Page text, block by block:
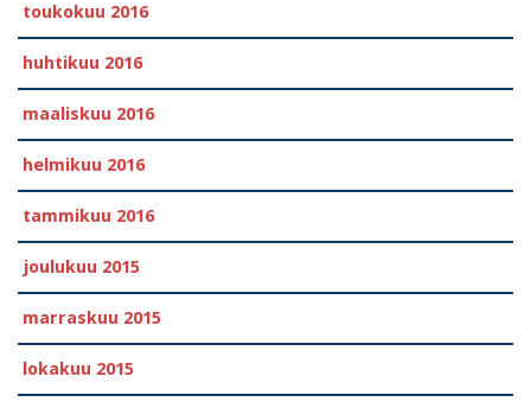
toukokuu 2016
huhtikuu 2016
maaliskuu 2016
helmikuu 2016
tammikuu 2016
joulukuu 2015
marraskuu 2015
lokakuu 2015